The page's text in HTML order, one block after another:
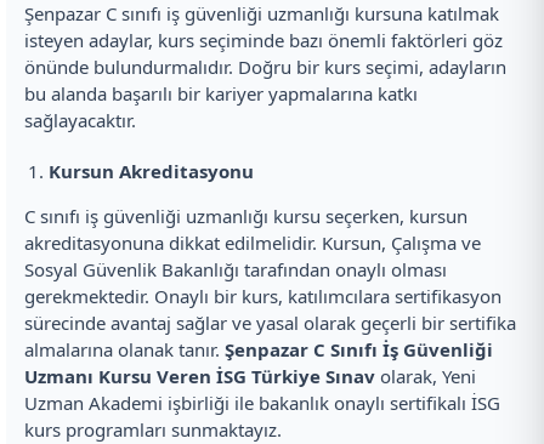
Şenpazar C sınıfı iş güvenliği uzmanlığı kursuna katılmak
isteyen adaylar, kurs seçiminde bazı önemli faktörleri göz
önünde bulundurmalıdır. Doğru bir kurs seçimi, adayların
bu alanda başarılı bir kariyer yapmalarına katkı
sağlayacaktır.
Kursun Akreditasyonu
C sınıfı iş güvenliği uzmanlığı kursu seçerken, kursun
akreditasyonuna dikkat edilmelidir. Kursun, Çalışma ve
Sosyal Güvenlik Bakanlığı tarafından onaylı olması
gerekmektedir. Onaylı bir kurs, katılımcılara sertifikasyon
sürecinde avantaj sağlar ve yasal olarak geçerli bir sertifika
almalarına olanak tanır. Şenpazar C Sınıfı İş Güvenliği
Uzmanı Kursu Veren İSG Türkiye Sınav olarak, Yeni
Uzman Akademi işbirliği ile bakanlık onaylı sertifikalı İSG
kurs programları sunmaktayız.